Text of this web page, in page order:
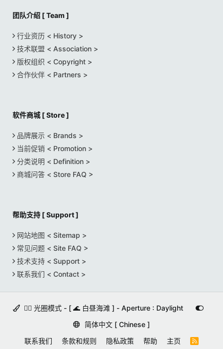
团队介绍 [ Team ]
行业资历 < History >
技术联盟 < Association >
版权组织 < Copyright >
合作伙伴 < Partners >
软件商城 [ Store ]
品牌展示 < Brands >
当前促销 < Promotion >
分类说明 < Definition >
商城问答 < Store FAQ >
帮助支持 [ Support ]
网站地图 < Sitemap >
常见问题 < Site FAQ >
技术支持 < Support >
联系我们 < Contact >
🚵‍♀️ 光圈模式 - [ 🌊 白昼海滩 ] - Aperture : Daylight
简体中文 [ Chinese ]
联系我们
条款和规则 隐私政策 帮助 主页
R